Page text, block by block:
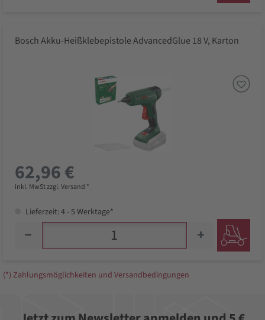
Bosch Akku-Heißklebepistole AdvancedGlue 18 V, Karton
62,96 €
inkl. MwSt zzgl. Versand *
Lieferzeit: 4 - 5 Werktage*
(*) Zahlungsmöglichkeiten und Versandbedingungen